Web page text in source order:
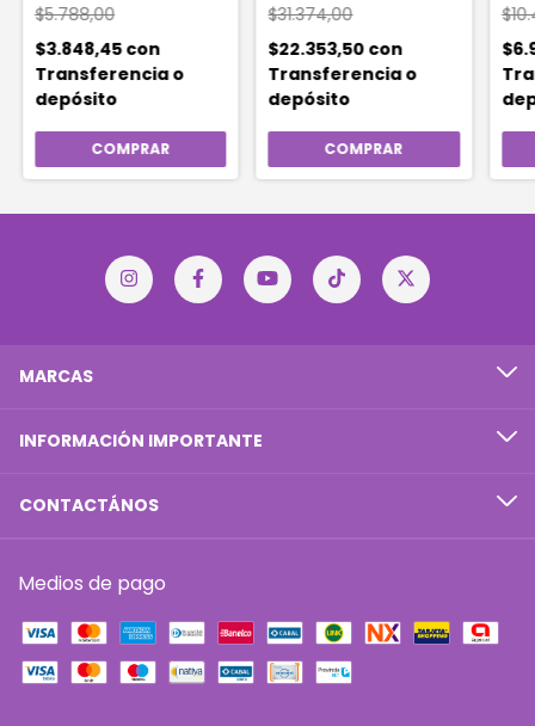
$5.788,00
$3.848,45con
Transferencia o
depósito
$31.374,00
$22.353,50 con
Transferencia o
depósito
MARCAS
INFORMACIÓN IMPORTANTE
CONTACTÁNOS
Medios de pago